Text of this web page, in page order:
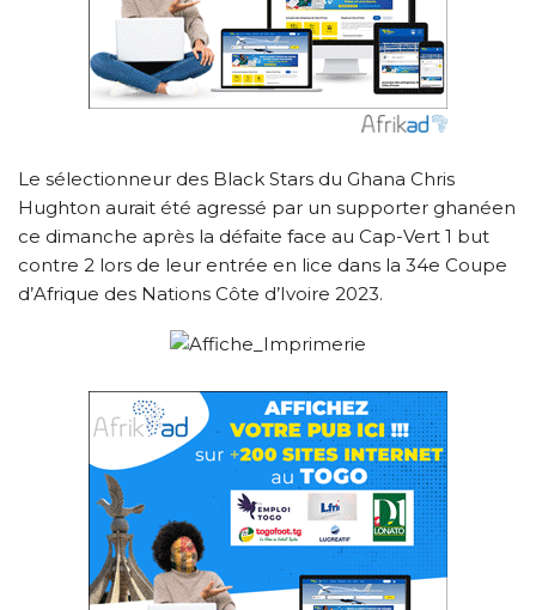
Le sélectionneur des Black Stars du Ghana Chris
Hughton aurait été agressé par un supporter ghanéen
ce dimanche après la défaite face au Cap-Vert 1 but
contre 2 lors de leur entrée en lice dans la 34e Coupe
d’Afrique des Nations Côte d’Ivoire 2023.